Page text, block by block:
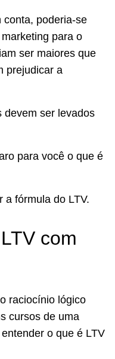
conta, poderia-se
para o
ser maiores que
prejudicar a
devem ser levados
para você o que é
a fórmula do LTV.
com
raciocínio lógico
cursos de uma
o que é LTV